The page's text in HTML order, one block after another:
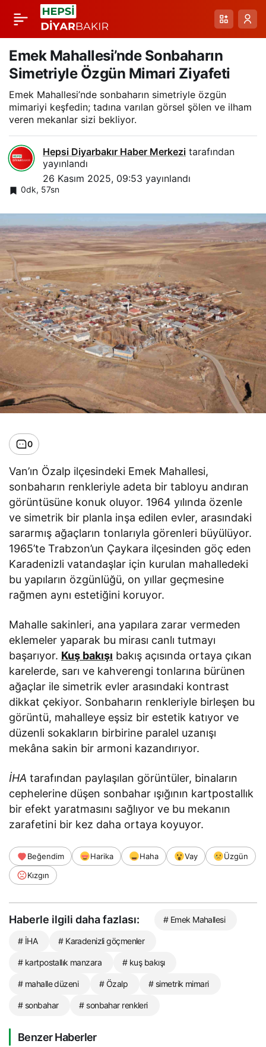
Emek Mahallesi’nde Sonbaharın
Simetriyle Özgün Mimari Ziyafeti
Emek Mahallesi’nde sonbaharın simetriyle özgün
mimariyi keşfedin; tadına varılan görsel şölen ve ilham
veren mekanlar sizi bekliyor.
Hepsi Diyarbakır Haber Merkezi tarafından
yayınlandı
26 Kasım 2025, 09:53 yayınlandı
0dk, 57sn
0
Van’ın Özalp ilçesindeki Emek Mahallesi,
sonbaharın renkleriyle adeta bir tabloyu andıran
görüntüsüne konuk oluyor. 1964 yılında özenle
ve simetrik bir planla inşa edilen evler, arasındaki
sararmış ağaçların tonlarıyla görenleri büyülüyor.
1965’te Trabzon’un Çaykara ilçesinden göç eden
Karadenizli vatandaşlar için kurulan mahalledeki
bu yapıların özgünlüğü, on yıllar geçmesine
rağmen aynı estetiğini koruyor.
Mahalle sakinleri, ana yapılara zarar vermeden
eklemeler yaparak bu mirası canlı tutmayı
başarıyor. Kuş bakışı bakış açısında ortaya çıkan
karelerde, sarı ve kahverengi tonlarına bürünen
ağaçlar ile simetrik evler arasındaki kontrast
dikkat çekiyor. Sonbaharın renkleriyle birleşen bu
görüntü, mahalleye eşsiz bir estetik katıyor ve
düzenli sokakların birbirine paralel uzanışı
mekâna sakin bir armoni kazandırıyor.
İHA tarafından paylaşılan görüntüler, binaların
cephelerine düşen sonbahar ışığının kartpostallık
bir efekt yaratmasını sağlıyor ve bu mekanın
zarafetini bir kez daha ortaya koyuyor.
Beğendim Harika Haha Vay
Üzgün
Kızgın
Haberle ilgili daha fazlası: # Emek Mahallesi
# İHA # Karadenizli göçmenler
# kartpostallık manzara # kuş bakışı
# mahalle düzeni # Özalp # simetrik mimari
# sonbahar # sonbahar renkleri
Benzer Haberler
Dicle Havzasında
Yağış Azalması ve
Baraj Seviyelerindeki
Düşüş: Bölgesel Su
Krizi
Paylaş